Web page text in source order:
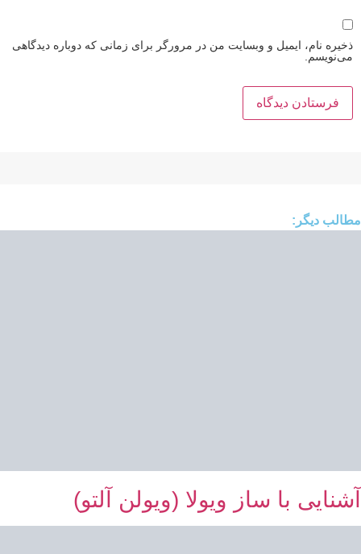
ذخیره نام، ایمیل و وبسایت من در مرورگر برای زمانی که دوباره دیدگاهی
می‌نویسم.
مطالب دیگر:
آشنایی با ساز ویولا (ویولن آلتو)